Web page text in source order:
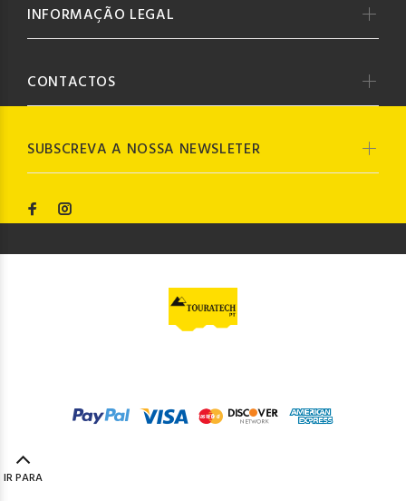
SUBSCREVA A NOSSA NEWSLETER
INFORMAÇÃO LEGAL
CONTACTOS
IR PARA